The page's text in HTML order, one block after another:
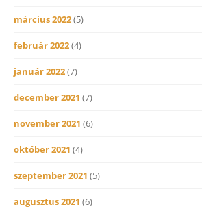
március 2022(5)
február 2022(4)
január 2022(7)
december 2021 (7)
november 2021 (6)
október 2021 (4)
szeptember 2021 (5)
augusztus 2021 (6)